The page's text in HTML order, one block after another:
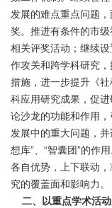
发展的难点重点问题
奖。推进有条件的市
相关评奖活动；继续
作攻关和跨学科研究
措施，进一步提升《
科应用研究成果，促
论沙龙的功能和作用
发展中的重大问题，
想库”、“智囊团”的作
各自优势，上下联动
究的覆盖面和影响力。
二、以重点学术活